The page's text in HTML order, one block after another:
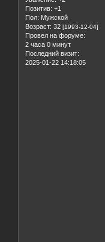
Позитив: +1
Пол: Мужской
Возраст: 32 [1993-12-04]
Провел на форуме:
2 часа 0 минут
Последний визит:
2025-01-22 14:18:05